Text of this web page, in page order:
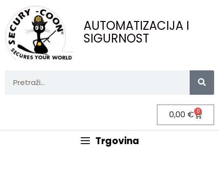
AUTOMATIZACIJA I
SIGURNOST
0,00 € 0
Trgovina